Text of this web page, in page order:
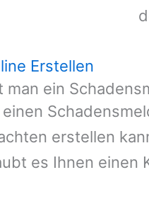
Erstellen
ein
erstellen
es Ihnen einen